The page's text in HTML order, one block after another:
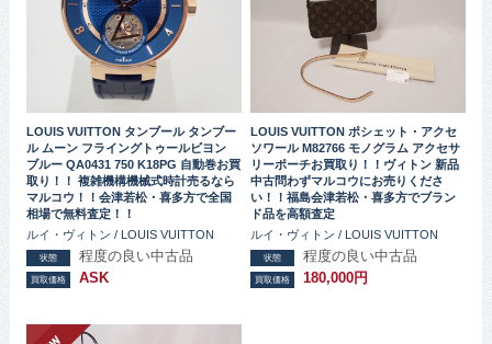
LOUIS VUITTON タンブール タンブー
ル ムーン フライングトゥールビヨン
ブルー QA0431 750 K18PG 自動巻お買
取り！！ 複雑機構機械式時計売るなら
マルコウ！！会津若松・喜多方で全国
相場で無料査定！！
ルイ・ヴィトン / LOUIS VUITTON
状態 程度の良い中古品
買取価格 ASK
LOUIS VUITTON ポシェット・アクセ
ソワール M82766 モノグラム アクセサ
リーポーチお買取り！！ヴィトン 新品
中古問わずマルコウにお売りくださ
い！！福島会津若松・喜多方でブラン
ド品を高額査定
ルイ・ヴィトン / LOUIS VUITTON
状態 程度の良い中古品
買取価格 180,000円